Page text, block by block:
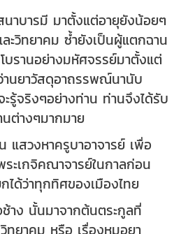
าบารมี มาตั้งแต่อายุยังน้อยๆ
ะวิทยาคม ซ้ำยังเป็นผู้แตกฉาน
บรานอย่างมหัศจรรย์มาตั้งแต่
นยาวัสดุอาถรรพณ์นานับ
ะรู้จริงๆอย่างท่าน ท่านจึงได้รับ
ต่างๆมากมาย
แสวงหาครูบาอาจารย์ เพื่อ
ะเกจิคณาจารย์ในกาลก่อน
ได้ว่าทุกทิศของเมืองไทย
าง นั้นมาจากต้นตระกูลที่
ทยาคม หรือ เรื่องหมอยา